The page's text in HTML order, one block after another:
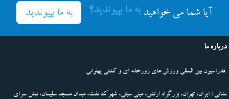
آیا شما می خواهیدبه ما بپیوندید؟ به ما بپیوندید
درباره ما
فدراسیون بین المللی ورزش های زورخانه ای و کشتی پهلوانی
نشانی : ایران، تهران، بزرگراه ارتش، مینی سیتی، شهرک نفت، میدان مسجد سلیمان، نبش سرای